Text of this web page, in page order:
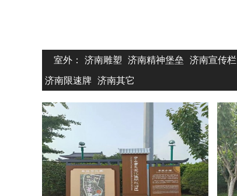
室外： 济南雕塑 济南精神堡垒 济南宣传栏
济南限速牌 济南其它